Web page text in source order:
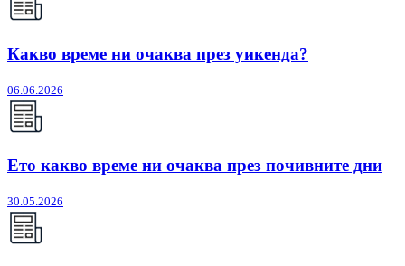
Какво време ни очаква през уикенда?
06.06.2026
Ето какво време ни очаква през почивните дни
30.05.2026